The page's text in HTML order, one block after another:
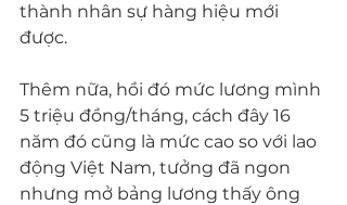
thành nhân sự hàng hiệu mới
được.
Thêm nữa, hồi đó mức lương mình
5 triệu đồng/tháng, cách đây 16
năm đó cũng là mức cao so với lao
động Việt Nam, tưởng đã ngon
nhưng mở bảng lương thấy ông